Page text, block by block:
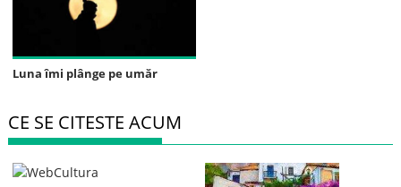
Luna îmi plânge pe umăr
CE SE CITESTE ACUM